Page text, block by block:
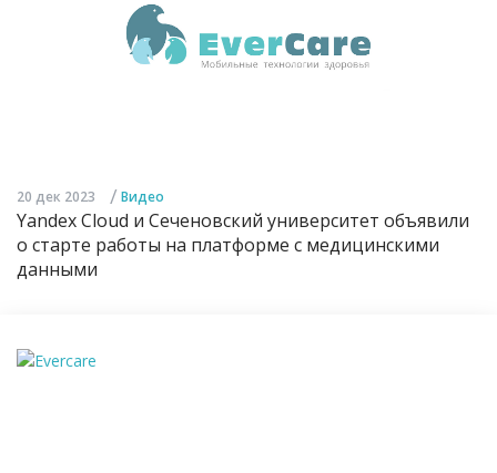
20 дек 2023 / Видео
Yandex Cloud и Сеченовский университет объявили
о старте работы на платформе с медицинскими
данными